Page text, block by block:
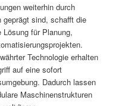
weiterhin durch
geprägt sind, schafft die
Lösung für Planung,
Technologie erhalten
auf eine sofort
Dadurch lassen
Maschinenstrukturen